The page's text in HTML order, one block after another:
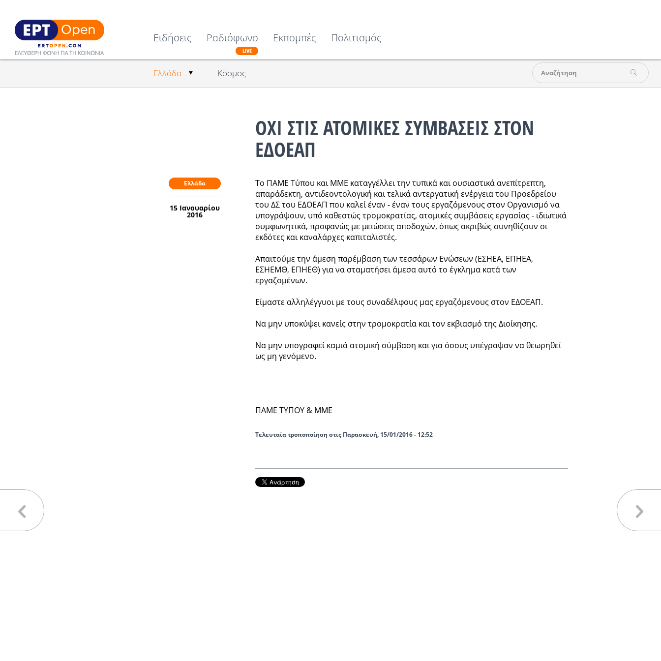
Ειδήσεις
Ελλάδα Κόσμος
Ραδιόφωνο
LIVE
Εκπομπές Πολιτισμός
ΟΧΙ ΣΤΙΣ ΑΤΟΜΙΚΕΣ ΣΥΜΒΑΣΕΙΣ ΣΤΟΝ
ΕΔΟΕΑΠ
Ελλάδα
15 Ιανουαρίου
2016
Το ΠΑΜΕ Τύπου και ΜΜΕ καταγγέλλει την τυπικά και ουσιαστικά ανεπίτρεπτη,
απαράδεκτη, αντιδεοντολογική και τελικά αντεργατική ενέργεια του Προεδρείου
του ΔΣ του ΕΔΟΕΑΠ που καλεί έναν - έναν τους εργαζόμενους στον Οργανισμό να
υπογράψουν, υπό καθεστώς τρομοκρατίας, ατομικές συμβάσεις εργασίας - ιδιωτικά
συμφωνητικά, προφανώς με μειώσεις αποδοχών, όπως ακριβώς συνηθίζουν οι
εκδότες και καναλάρχες καπιταλιστές.
Απαιτούμε την άμεση παρέμβαση των τεσσάρων Ενώσεων (ΕΣΗΕΑ, ΕΠΗΕΑ,
ΕΣΗΕΜΘ, ΕΠΗΕΘ) για να σταματήσει άμεσα αυτό το έγκλημα κατά των
εργαζομένων.
Είμαστε αλληλέγγυοι με τους συναδέλφους μας εργαζόμενους στον ΕΔΟΕΑΠ.
Να μην υποκύψει κανείς στην τρομοκρατία και τον εκβιασμό της Διοίκησης.
Να μην υπογραφεί καμιά ατομική σύμβαση και για όσους υπέγραψαν να θεωρηθεί
ως μη γενόμενο.
ΠΑΜΕ ΤΥΠΟΥ & ΜΜΕ
Τελευταία τροποποίηση στις Παρασκευή, 15/01/2016 - 12:52